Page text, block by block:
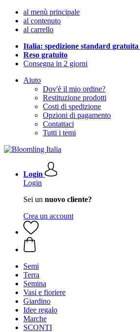
al menù principale
al contenuto
al carrello
Italia: spedizione standard gratuita
Reso gratuito
Consegna in 2 giorni
Aiuto
Dov'è il mio ordine?
Restituzione prodotti
Costi di spedizione
Opzioni di pagamento
Contattaci
Tutti i temi
Login
Login
Sei un nuovo cliente?
Crea un account
Semi
Terra
Semina
Vasi e fioriere
Giardino
Idee regalo
Marche
SCONTI